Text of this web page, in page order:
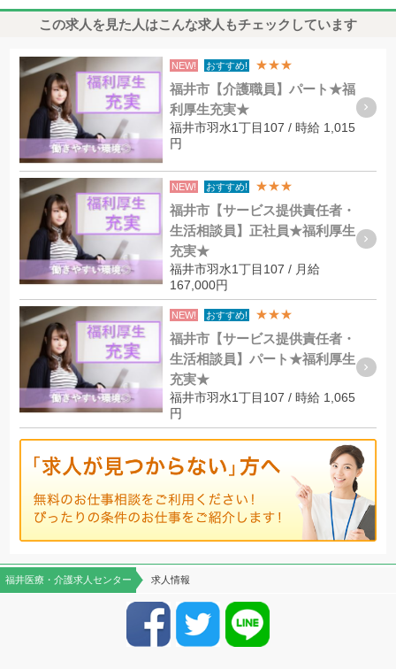
この求人を見た人はこんな求人もチェックしています
NEW! おすすめ! ★★★
福井市【介護職員】パート★福
利厚生充実★
福井市羽水1丁目107 / 時給 1,015
円
NEW! おすすめ! ★★★
福井市【サービス提供責任者・
生活相談員】正社員★福利厚生
充実★
福井市羽水1丁目107 / 月給
167,000円
NEW! おすすめ! ★★★
福井市【サービス提供責任者・
生活相談員】パート★福利厚生
充実★
福井市羽水1丁目107 / 時給 1,065
円
福井医療・介護求人センター 求人情報